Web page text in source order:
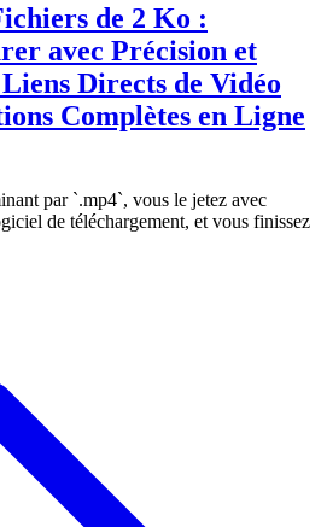
de 2 Ko :
avec Précision et
Directs de Vidéo
Complètes en Ligne
par `.mp4`, vous le jetez avec
de téléchargement, et vous finissez